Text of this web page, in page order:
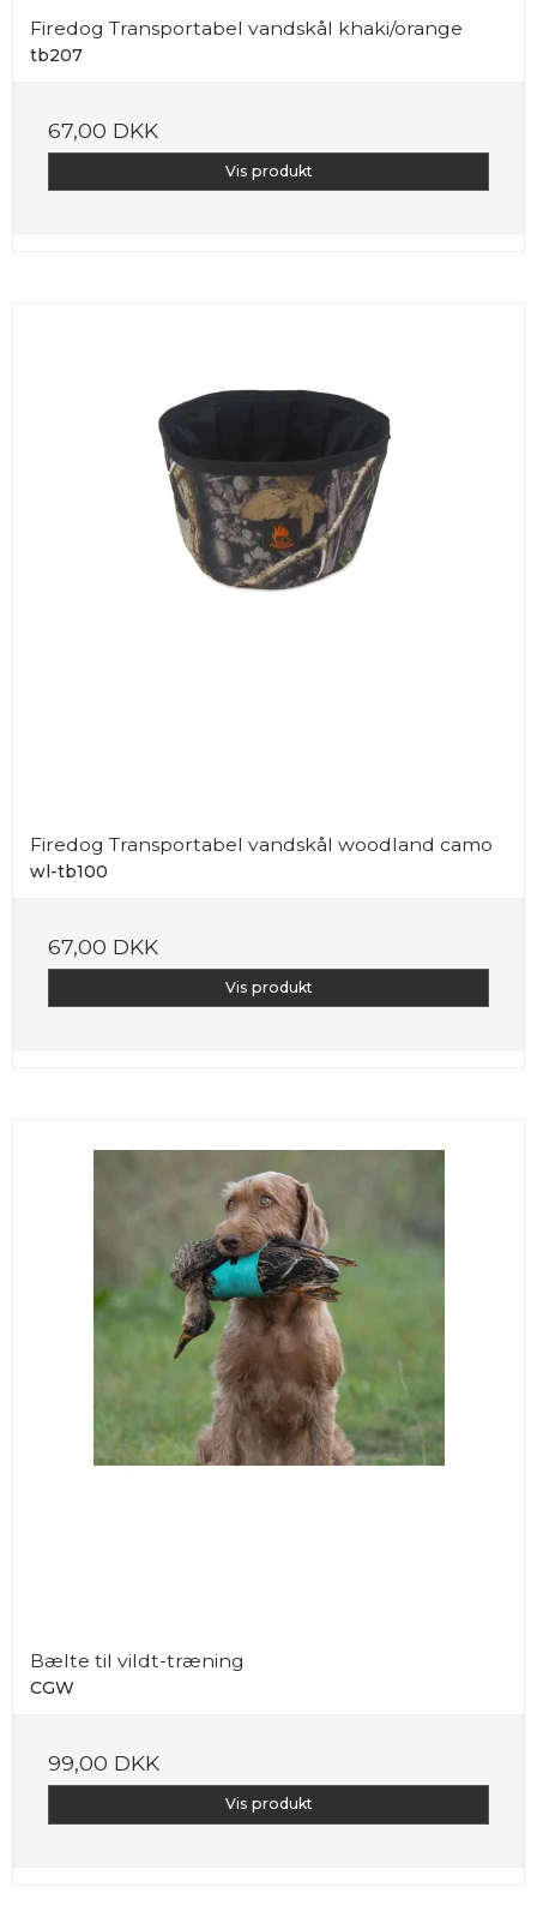
Firedog Transportabel vandskål khaki/orange
tb207
67,00 DKK
Vis produkt
Firedog Transportabel vandskål woodland camo
wl-tb100
67,00 DKK
Vis produkt
Bælte til vildt-træning
CGW
99,00 DKK
Vis produkt